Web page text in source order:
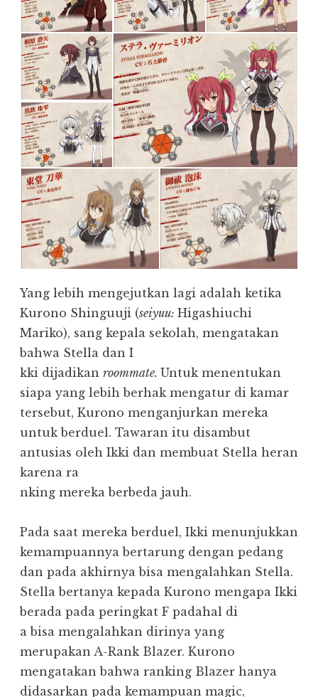
Yang lebih mengejutkan lagi adalah ketika
Kurono Shinguuji (seiyuu: Higashiuchi
Mariko), sang kepala sekolah, mengatakan
bahwa Stella dan I
kki dijadikan roommate. Untuk menentukan
siapa yang lebih berhak mengatur di kamar
tersebut, Kurono menganjurkan mereka
untuk berduel. Tawaran itu disambut
antusias oleh Ikki dan membuat Stella heran
karena ra
nking mereka berbeda jauh.
Pada saat mereka berduel, Ikki menunjukkan
kemampuannya bertarung dengan pedang
dan pada akhirnya bisa mengalahkan Stella.
Stella bertanya kepada Kurono mengapa Ikki
berada pada peringkat F padahal di
a bisa mengalahkan dirinya yang
merupakan A-Rank Blazer. Kurono
mengatakan bahwa ranking Blazer hanya
didasarkan pada kemampuan magic,